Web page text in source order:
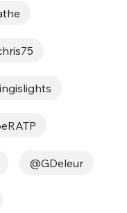
@GDeleur